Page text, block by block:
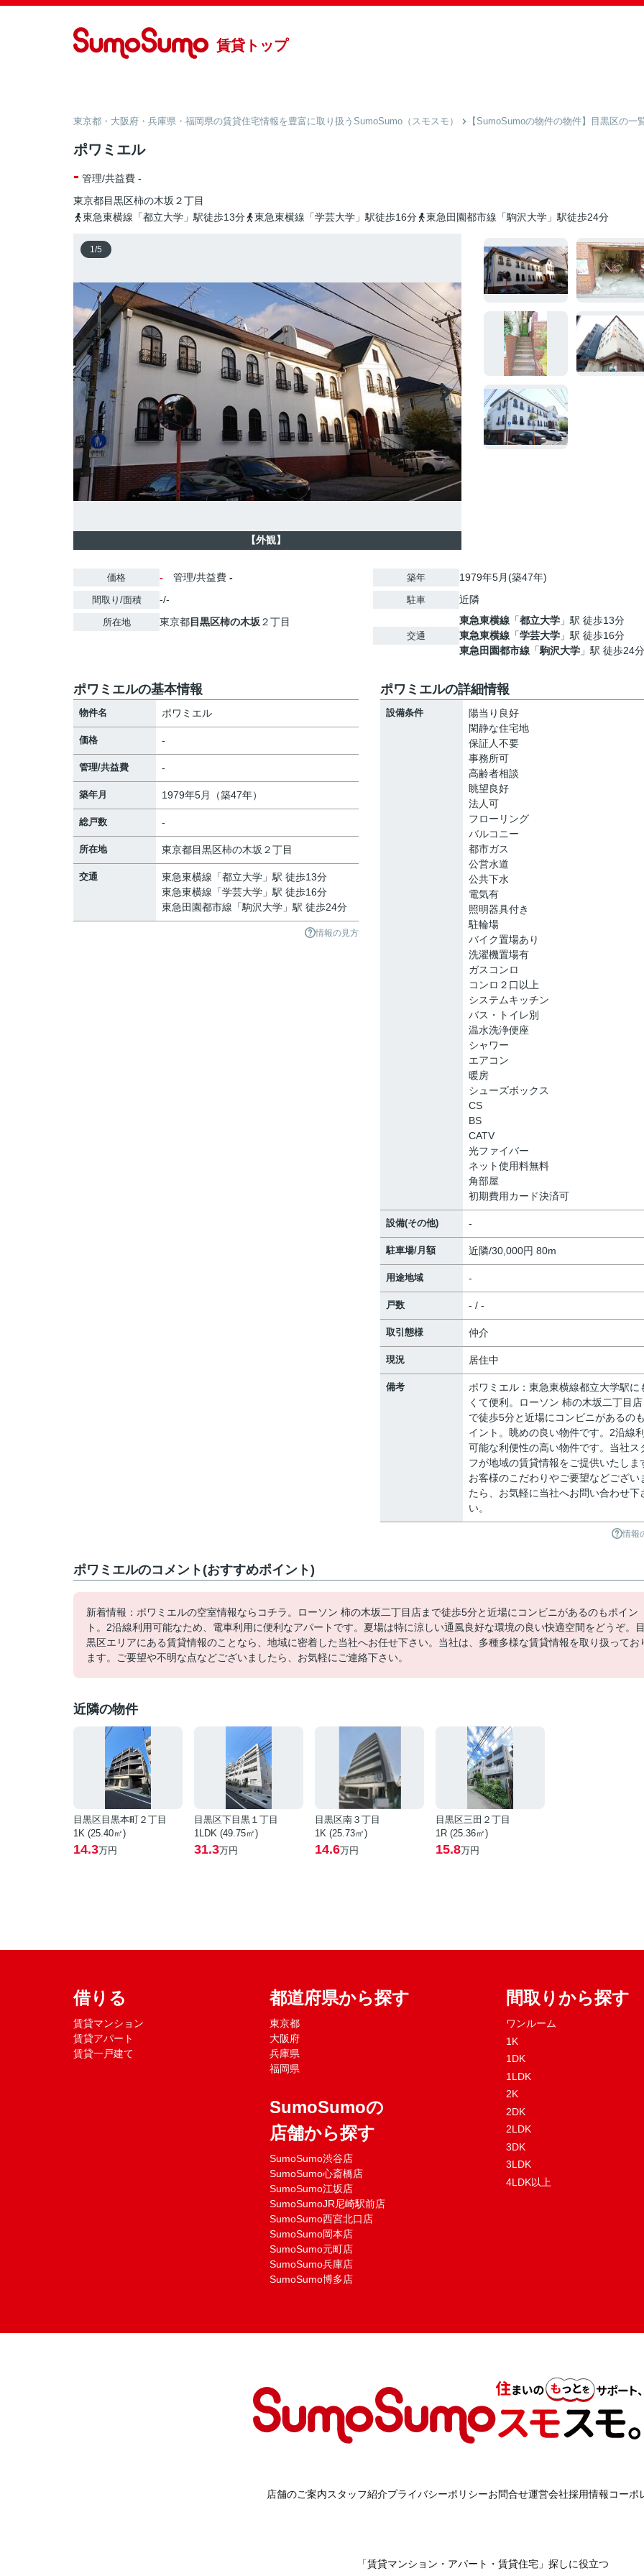
賃貸トップ
東京都・大阪府・兵庫県・福岡県の賃貸住宅情報を豊富に取り扱うSumoSumo（スモスモ） 【SumoSumoの物件の物件】目黒区の一
ポワミエル
- 管理/共益費 -
東京都目黒区柿の木坂 ２丁目
東急東横線「都立大学」駅徒歩13分
東急東横線「学芸大学」駅徒歩16分 東急田園都市線「駒沢大学」駅徒歩24分
1/5
【外観】
価格 - 管理/共益費 -
間取り/面積 -/-
所在地 東京都目黒区柿の木坂 ２丁目
築年 1979年5月(築47年)
駐車 近隣
交通
東急東横線 「都立大学 」駅 徒歩13分
東急東横線 「学芸大学 」駅 徒歩16分
東急田園都市線 「駒沢大学 」駅 徒歩24分
ポワミエルの基本情報
物件名 ポワミエル
価格 -
管理/共益費 -
築年月 1979年5月（築47年）
総戸数 -
所在地 東京都目黒区柿の木坂 ２丁目
交通 東急東横線 「都立大学 」駅 徒歩13分
東急東横線 「学芸大学 」駅 徒歩16分
東急田園都市線 「駒沢大学 」駅 徒歩24分
情報の見方
ポワミエルの詳細情報
設備条件
陽当り良好
閑静な住宅地
保証人不要
事務所可
高齢者相談
眺望良好
法人可
フローリング
バルコニー
都市ガス
公営水道
公共下水
電気有
照明器具付き
駐輪場
バイク置場あり
洗濯機置場有
ガスコンロ
コンロ２口以上
システムキッチン
バス・トイレ別
温水洗浄便座
シャワー
エアコン
暖房
シューズボックス
CS
BS
CATV
光ファイバー
ネット使用料無料
角部屋
初期費用カード決済可
設備(その他) -
駐車場/月額 近隣/30,000円 80m
用途地域 -
戸数 - / -
取引態様 仲介
現況 居住中
備考
ポワミエル：東急東横線都立大学駅に
くて便利。ローソン 柿の木坂二丁目
で徒歩5分と近場にコンビニがあるの
イント。眺めの良い物件です。2沿線
可能な利便性の高い物件です。当社ス
フが地域の賃貸情報をご提供いたしま
お客様のこだわりやご要望などござい
たら、お気軽に当社へお問い合わせ下
い。
情報
ポワミエルのコメント(おすすめポイント)
新着情報：ポワミエルの空室情報ならコチラ。ローソン 柿の木坂二丁目店まで徒歩5分と近場にコンビニがあるのもポイン
ト。2沿線利用可能なため、電車利用に便利なアパートです。夏場は特に涼しい通風良好な環境の良い快適空間をどうぞ。
黒区エリアにある賃貸情報のことなら、地域に密着した当社へお任せ下さい。当社は、多種多様な賃貸情報を取り扱ってお
ます。ご要望や不明な点などございましたら、お気軽にご連絡下さい。
近隣の物件
目黒区目黒本町２丁目
1K (25.40㎡)
14.3万円
目黒区下目黒１丁目
1LDK (49.75㎡)
31.3万円
目黒区南３丁目
1K (25.73㎡)
14.6万円
目黒区三田２丁目
1R (25.36㎡)
15.8万円
借りる
賃貸マンション
賃貸アパート
賃貸一戸建て
都道府県から探す
東京都
大阪府
兵庫県
福岡県
SumoSumoの
店舗から探す
SumoSumo渋谷店
SumoSumo心斎橋店
SumoSumo江坂店
SumoSumoJR尼崎駅前店
SumoSumo西宮北口店
SumoSumo岡本店
SumoSumo元町店
SumoSumo兵庫店
SumoSumo博多店
間取りから探す
ワンルーム
1K
1DK
1LDK
2K
2DK
2LDK
3DK
3LDK
4LDK以上
店舗のご案内スタッフ紹介プライバシーポリシーお問合せ運営会社採用情報コーポ
「賃貸マンション・アパート・賃貸住宅」探しに役立つ